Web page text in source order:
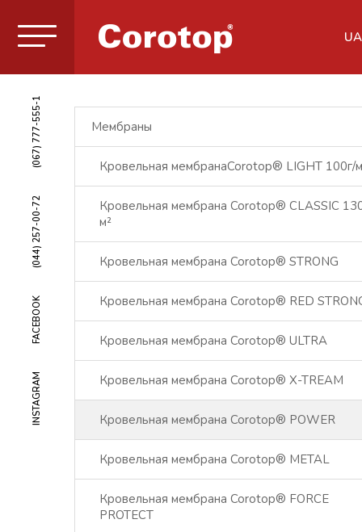
UA
INSTAGRAM
FACEBOOK
(044) 257-00-72
(067) 777-555-1 Мембраны
Кровельная мембранаCorotop® LIGHT 100г/
Кровельная мембрана Corotop® CLASSIC
м²
Кровельная мембрана Corotop® STRONG
Кровельная мембрана Corotop® RED
Кровельная мембрана Corotop® ULTRA
Кровельная мембрана Corotop® X-TREAM
Кровельная мембрана Corotop® POWER
Кровельная мембрана Corotop® METAL
Кровельная мембрана Corotop® FORCE
PROTECT